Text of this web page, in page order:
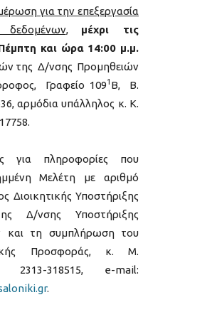
για την επεξεργασία
, μέχρι τις
και ώρα 14:00 μ.μ.
της Δ/νσης Προμηθειών
Γραφείο 1091 Β, Β.
αρμόδια υπάλληλος κ. Κ.
για πληροφορίες που
Μελέτη με αριθμό
Διοικητικής Υποστήριξης
Δ/νσης Υποστήριξης
και τη συμπλήρωση του
Προσφοράς, κ. Μ.
2313-318515, e-mail:
.gr.